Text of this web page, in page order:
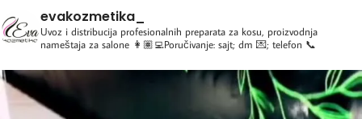
evakozmetika_
Uvoz i distribucija profesionalnih preparata za kosu, proizvodnja
nameštaja za salone 👩🏽‍💻Poručivanje: sajt; dm 💌; telefon 📞